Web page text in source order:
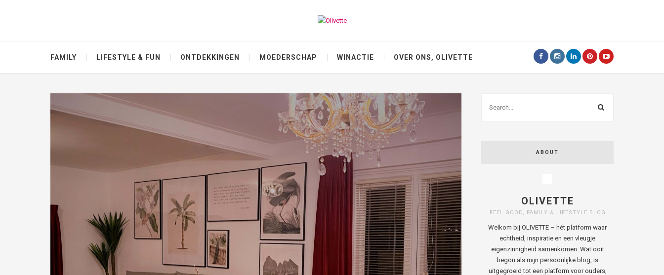
FAMILY LIFESTYLE & FUN ONTDEKKINGEN MOEDERSCHAP WINACTIE OVER ONS, OLIVETTE
ABOUT
OLIVETTE
FEEL GOOD, FAMILY & LIFESTYLE BLOG
Welkom bij OLIVETTE – hét platform waar
echtheid, inspiratie en een vleugje
eigenzinnigheid samenkomen. Wat ooit
begon als mijn persoonlijke blog, is
uitgegroeid tot een platform voor ouders,